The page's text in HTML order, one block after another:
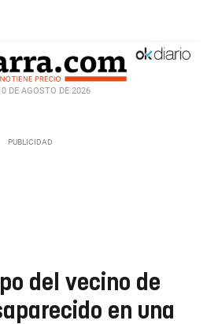
DE AGOSTO DE 2026
del vecino de
en una